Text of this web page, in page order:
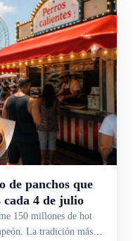
de panchos que
cada 4 de julio
150 millones de hot
La tradición más